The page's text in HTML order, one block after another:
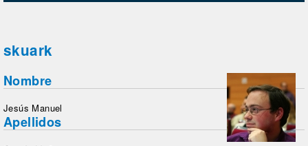
skuark
Nombre
Jesús Manuel
Apellidos